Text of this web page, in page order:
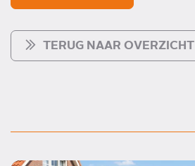
TERUG NAAR OVERZICHT